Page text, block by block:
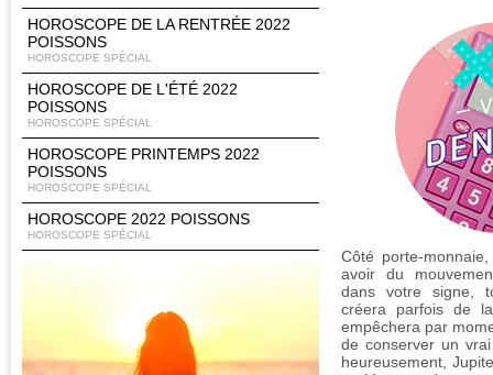
HOROSCOPE DE LA RENTRÉE 2022
POISSONS
HOROSCOPE SPÉCIAL
HOROSCOPE DE L'ÉTÉ 2022
POISSONS
HOROSCOPE SPÉCIAL
HOROSCOPE PRINTEMPS 2022
POISSONS
HOROSCOPE SPÉCIAL
HOROSCOPE 2022 POISSONS
HOROSCOPE SPÉCIAL
Côté porte-
avoir du
dans votre signe,
créera parfois de
empêchera par
de conserver un
heureusement,